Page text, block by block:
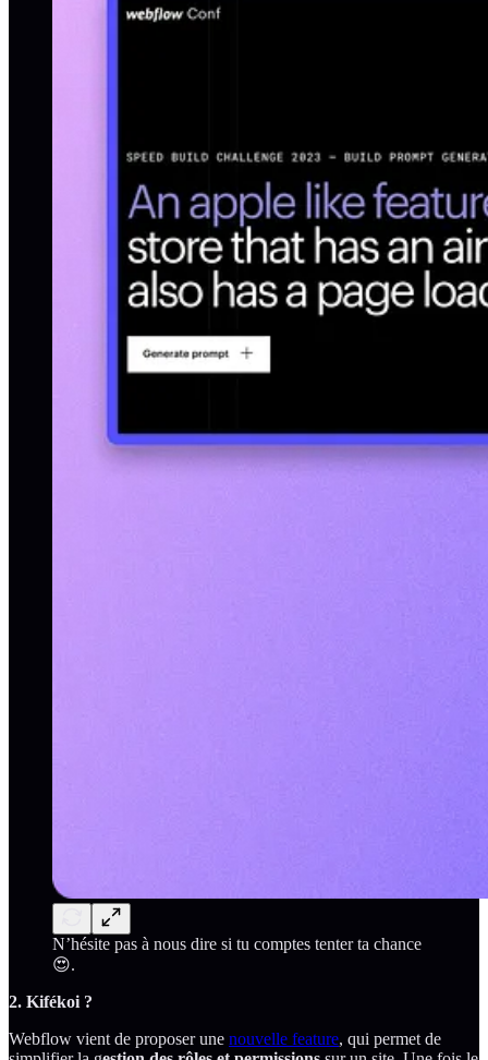
N’hésite pas à nous dire si tu comptes tenter ta chance
😍.
2. Kifékoi ?
Webflow vient de proposer une nouvelle feature, qui permet de